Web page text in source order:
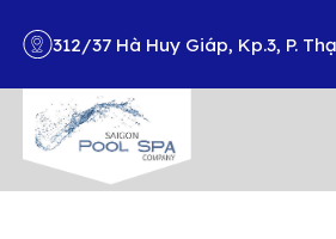
312/37 Hà Huy Giáp, Kp.3, P.